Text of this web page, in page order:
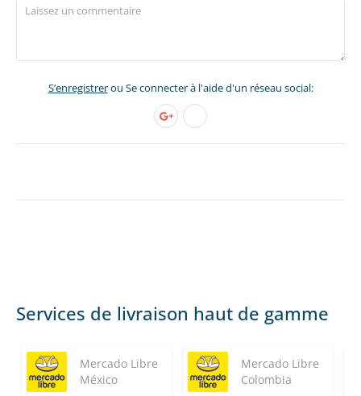
S’enregistrerou Se connecter à l'aide d'un réseau social:
Services de livraison haut de gamme
Mercado Libre
México
Mercado Libre
Colombia